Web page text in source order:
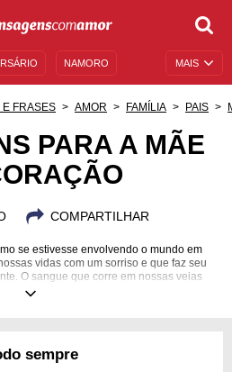
MAIS
NAMORO
DE ANIVERSÁRIO
E FRASES AMOR FAMÍLIA PAIS
PARA A MÃE
COMPARTILHAR
se estivesse envolvendo o mundo em
vidas com um sorriso e que faz seu
O sangue que corre em nossas veias
o sentimento que compartilhamos com
sempre